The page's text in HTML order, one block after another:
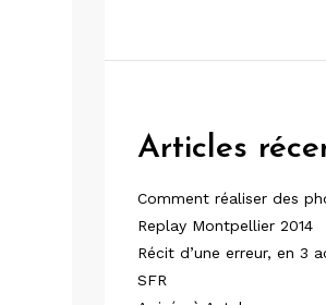
Articles
Comment réaliser des
Replay Montpellier 2014
Récit d’une erreur, en 3
SFR